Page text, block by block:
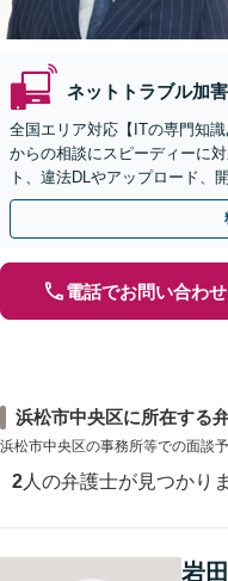
ネットトラブル加
全国エリア対応【ITの専門知
からの相談にスピーディーに
ト、違法DLやアップロード、
【WEB面談OK&解決実績豊富
電話でお問い合わせ
浜松市中央区に所在する
浜松市中央区の事務所等での面談予
2 人の弁護士が見つかり
岩